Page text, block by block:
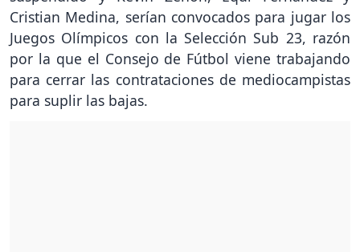
Cristian Medina, serían convocados para jugar los
Juegos Olímpicos con la Selección Sub 23, razón
por la que el Consejo de Fútbol viene trabajando
para cerrar las contrataciones de mediocampistas
para suplir las bajas.